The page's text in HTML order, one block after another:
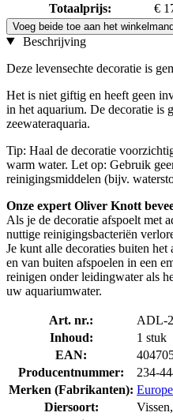
Totaalprijs:
€
Voeg beide toe aan het
Beschrijving
Deze levensechte decoratie is
Het is niet giftig en heeft geen
in het aquarium. De decoratie is
zeewateraquaria.
Tip: Haal de decoratie
warm water. Let op: Gebruik
reinigingsmiddelen (bijv.
Onze expert Oliver Knott
Als je de decoratie afspoelt met
nuttige reinigingsbacteriën
Je kunt alle decoraties buiten
en van buiten afspoelen in een
reinigen onder leidingwater als
uw aquariumwater.
Art. nr.:
ADL-
Inhoud:
1 stuk
EAN:
Producentnummer:
234-
Merken (Fabrikanten):
Diersoort: